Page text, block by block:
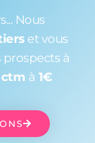
Nous
et vous
à
ctm à 1€